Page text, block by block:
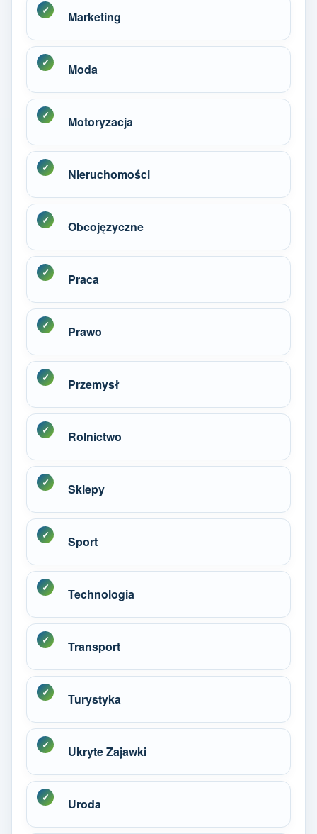
Marketing
Moda
Motoryzacja
Nieruchomości
Obcojęzyczne
Praca
Prawo
Przemysł
Rolnictwo
Sklepy
Sport
Technologia
Transport
Turystyka
Ukryte Zajawki
Uroda